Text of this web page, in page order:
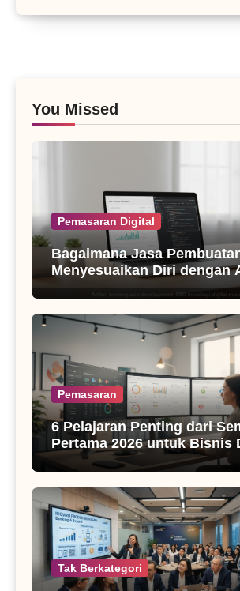
You Missed
Pemasaran Digital
Bagaimana Jasa
Menyesuaikan Diri dengan
SEO Masa Kini
Pemasaran
6 Pelajaran Penting dari
Pertama 2026 untuk Bisnis
Tak Berkategori